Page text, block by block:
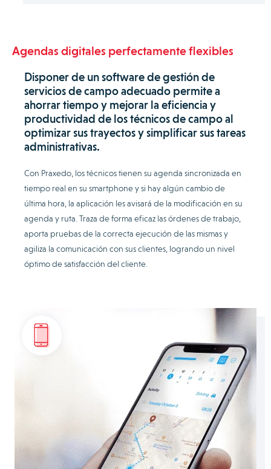
Agendas digitales perfectamente flexibles
Disponer de un software de gestión de
servicios de campo adecuado permite a
ahorrar tiempo y mejorar la eficiencia y
productividad de los técnicos de campo al
optimizar sus trayectos y simplificar sus tareas
administrativas.
Con Praxedo, los técnicos tienen su agenda sincronizada en
tiempo real en su smartphone y si hay algún cambio de
última hora, la aplicación les avisará de la modificación en su
agenda y ruta. Traza de forma eficaz las órdenes de trabajo,
aporta pruebas de la correcta ejecución de las mismas y
agiliza la comunicación con sus clientes, logrando un nivel
óptimo de satisfacción del cliente.